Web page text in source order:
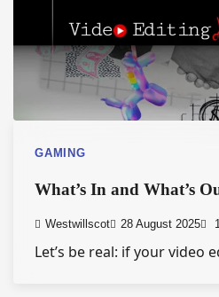
GAMING
What’s In and What’s
Westwillscot 28 August 2025
Let’s be real: if your video